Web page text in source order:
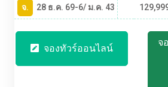
จ. 28 ธ.ค. 69-6/ ม.ค. 43
จองทัวร์ออนไลน์ จ